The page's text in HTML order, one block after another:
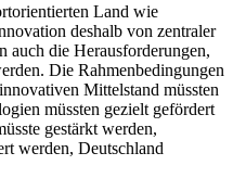
Land wie
deshalb von zentraler
auch die Herausforderungen,
Die Rahmenbedingungen
Mittelstand müssten
müssten gezielt gefördert
gestärkt werden,
werden, Deutschland